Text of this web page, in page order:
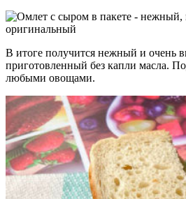
В итоге получится нежный и очень
приготовленный без капли масла.
любыми овощами.